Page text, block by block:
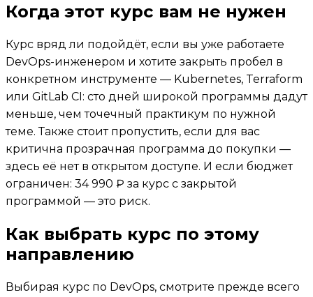
Когда этот курс вам не нужен
Курс вряд ли подойдёт, если вы уже работаете
DevOps-инженером и хотите закрыть пробел в
конкретном инструменте — Kubernetes, Terraform
или GitLab CI: сто дней широкой программы дадут
меньше, чем точечный практикум по нужной
теме. Также стоит пропустить, если для вас
критична прозрачная программа до покупки —
здесь её нет в открытом доступе. И если бюджет
ограничен: 34 990 ₽ за курс с закрытой
программой — это риск.
Как выбрать курс по этому
направлению
Выбирая курс по DevOps, смотрите прежде всего